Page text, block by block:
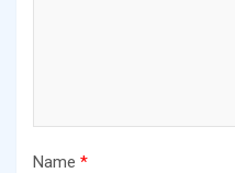
Name *